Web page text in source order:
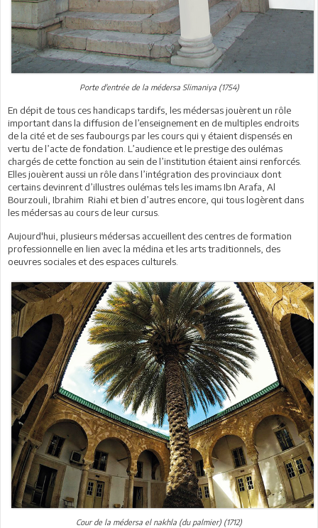
Porte d'entrée de la médersa Slimaniya (1754)
En dépit de tous ces handicaps tardifs, les médersas jouèrent un rôle
important dans la diffusion de l’enseignement en de multiples endroits
de la cité et de ses faubourgs par les cours qui y étaient dispensés en
vertu de l’acte de fondation. L’audience et le prestige des oulémas
chargés de cette fonction au sein de l’institution étaient ainsi renforcés.
Elles jouèrent aussi un rôle dans l’intégration des provinciaux dont
certains devinrent d’illustres oulémas tels les imams Ibn Arafa, Al
Bourzouli, Ibrahim Riahi et bien d’autres encore, qui tous logèrent dans
les médersas au cours de leur cursus.
Aujourd'hui, plusieurs médersas accueillent des centres de formation
professionnelle en lien avec la médina et les arts traditionnels, des
oeuvres sociales et des espaces culturels.
Cour de la médersa el nakhla (du palmier) (1712)